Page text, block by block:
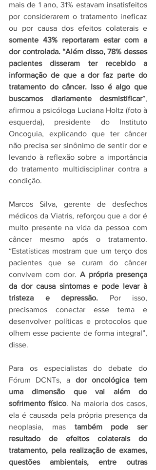
mais de 1 ano, 31% estavam insatisfeitos
por considerarem o tratamento ineficaz
somente 43% reportaram estar com a
dor controlada. “Além disso, 78% desses
pacientes disseram ter recebido a
informação de que a dor faz parte do
tratamento do câncer. Isso é algo que
buscamos diariamente desmistificar”,
afirmou a psicóloga Luciana Holtz (foto à
esquerda), presidente do Instituto
Oncoguia, explicando que ter câncer
não precisa ser sinônimo de sentir dor e
levando à reflexão sobre a importância
do tratamento multidisciplinar contra a
condição.
Marcos Silva, gerente de desfechos
médicos da Viatris, reforçou que a dor é
muito presente na vida da pessoa com
câncer mesmo após o tratamento.
“Estatísticas mostram que um terço dos
pacientes que se curam do câncer
convivem com dor. A própria presença
da dor causa sintomas e pode levar à
tristeza e depressão. Por isso,
precisamos conectar esse tema e
desenvolver políticas e protocolos que
olhem esse paciente de forma integral”,
disse.
Para os especialistas do debate do
Fórum DCNTs, a dor oncológica tem
uma dimensão que vai além do
sofrimento físico. Na maioria dos casos,
ela é causada pela própria presença da
neoplasia, mas também pode ser
resultado de efeitos colaterais do
tratamento, pela realização de exames,
questões ambientais, entre outras